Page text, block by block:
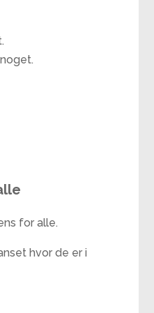
for alle.
hvor de er i